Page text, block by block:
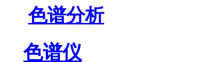
色谱分析
色谱仪